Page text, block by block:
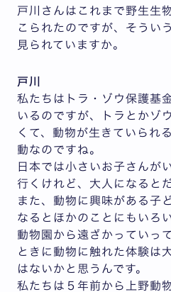
戸川さんはこれまで野生生
こられたのですが、そうい
見られていますか。
戸川
私たちはトラ・ゾウ保護基
いるのですが、トラとかゾ
くて、動物が生きていられ
動なのですね。
日本では小さいお子さんが
行くけれど、大人になると
また、動物に興味がある子
なるとほかのことにもいろ
動物園から遠ざかっていっ
ときに動物に触れた体験は
はないかと思うんです。
私たちは５年前から上野動